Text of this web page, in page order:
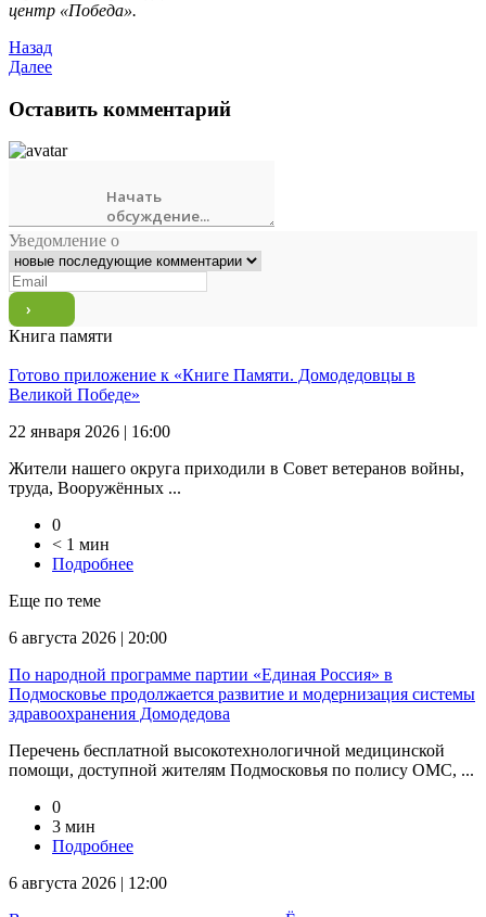
центр «Победа».
Назад
Далее
Оставить комментарий
Уведомление о
Книга памяти
Готово приложение к «Книге Памяти. Домодедовцы в
Великой Победе»
22 января 2026 | 16:00
Жители нашего округа приходили в Совет ветеранов войны,
труда, Вооружённых ...
0
< 1 мин
Подробнее
Еще по теме
6 августа 2026 | 20:00
По народной программе партии «Единая Россия» в
Подмосковье продолжается развитие и модернизация системы
здравоохранения Домодедова
Перечень бесплатной высокотехнологичной медицинской
помощи, доступной жителям Подмосковья по полису ОМС, ...
0
3 мин
Подробнее
6 августа 2026 | 12:00